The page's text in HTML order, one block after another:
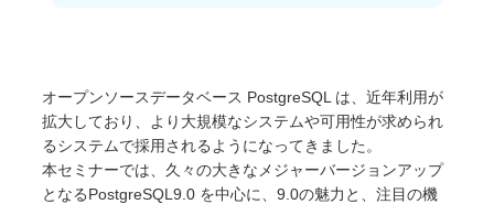
オープンソースデータベース PostgreSQL は、近年利用が
拡大しており、より大規模なシステムや可用性が求められ
るシステムで採用されるようになってきました。
本セミナーでは、久々の大きなメジャーバージョンアップ
となるPostgreSQL9.0 を中心に、9.0の魅力と、注目の機